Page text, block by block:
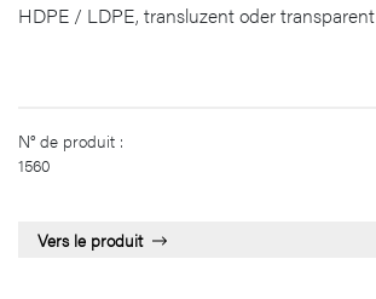
HDPE / LDPE, transluzent oder transparent
N° de produit :
1560
Vers le produit